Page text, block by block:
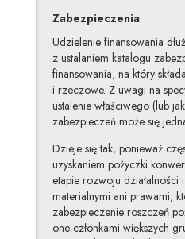
Zabezpieczenia
Udzielenie finansowania
z ustalaniem katalogu
finansowania, na który
i rzeczowe. Z uwagi na
ustalenie właściwego (lub
zabezpieczeń może się
Dzieje się tak, ponieważ
uzyskaniem pożyczki
etapie rozwoju działalności
materialnymi ani prawami,
zabezpieczenie roszczeń
one członkami większych